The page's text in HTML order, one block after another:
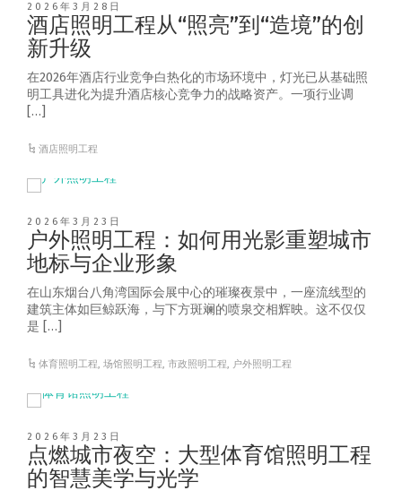
2026年3月28日
酒店照明工程从“照亮”到“造境”的创
新升级
在2026年酒店行业竞争白热化的市场环境中，灯光已从基础照
明工具进化为提升酒店核心竞争力的战略资产。一项行业调
[…]
酒店照明工程
2026年3月23日
户外照明工程：如何用光影重塑城市
地标与企业形象
在山东烟台八角湾国际会展中心的璀璨夜景中，一座流线型的
建筑主体如巨鲸跃海，与下方斑斓的喷泉交相辉映。这不仅仅
是 […]
体育照明工程,场馆照明工程,市政照明工程, 户外照明工程
2026年3月23日
点燃城市夜空：大型体育馆照明工程
的智慧美学与光学